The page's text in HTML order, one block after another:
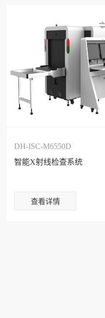
DH-ISC-M6550D
智能X射线检查系统
查看详情